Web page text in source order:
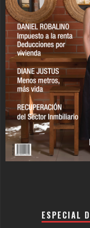
ESPECIAL